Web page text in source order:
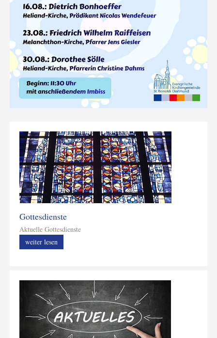
Gottesdienste
Aktuelle Gottesdienste
weiter lesen